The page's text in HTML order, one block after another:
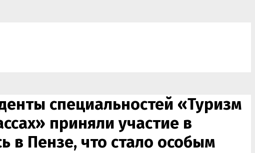
специальностей «Туризм
приняли участие в
в Пензе, что стало особым